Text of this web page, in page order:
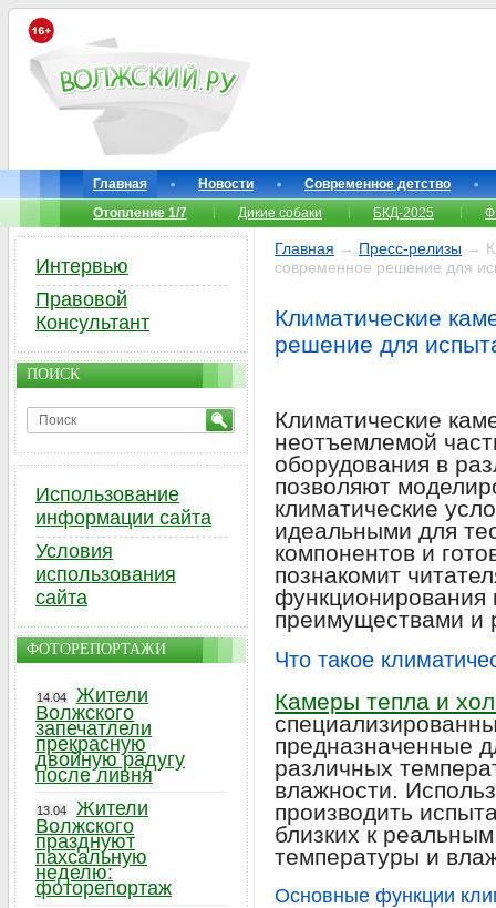
Главная Новости
Современное детство
Отопление 1/7
Дикие собаки БКД-2025
Главная → Пресс-релизы →
современное решение для
Климатические
решение для
Климатические
неотъемлемой
оборудования в
позволяют
климатические
идеальными для
компонентов и
познакомит
функционирования
преимуществами и
Что такое
Камеры тепла и
предназначенные
различных
влажности.
производить
близких к
температуры и
Основные функции
Интервью
Правовой
Консультант
ПОИСК
Использование
информации сайта
Условия
использования
сайта
ФОТОРЕПОРТАЖИ
14.04
Жители
Волжского
запечатлели
прекрасную
двойную радугу
после ливня
13.04
Жители
Волжского
празднуют
пахсальную
неделю:
фоторепортаж